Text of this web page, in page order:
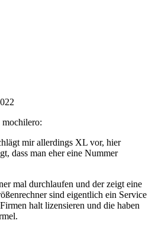
mochilero:
mir allerdings XL vor, hier
dass man eher eine Nummer
mal durchlaufen und der zeigt eine
sind eigentlich ein Service
halt lizensieren und die haben